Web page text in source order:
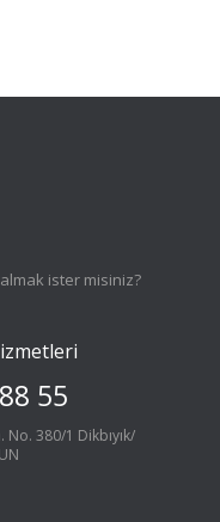
ister misiniz?
55
No. 380/1 Dikbıyık/